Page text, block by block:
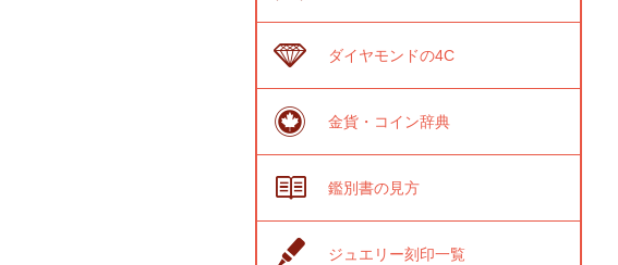
ダイヤモンドの4C
金貨・コイン辞典
鑑別書の見方
ジュエリー刻印一覧